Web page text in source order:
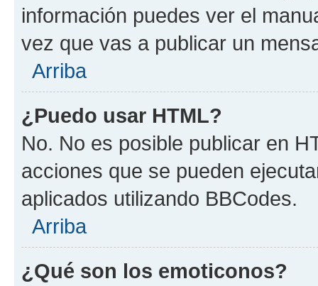
información puedes ver el
vez que vas a publicar un
Arriba
¿Puedo usar HTML?
No. No es posible publicar en
acciones que se pueden
aplicados utilizando BBCodes.
Arriba
¿Qué son los emoticonos?